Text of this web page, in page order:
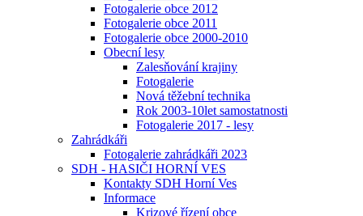
Fotogalerie obce 2012
Fotogalerie obce 2011
Fotogalerie obce 2000-2010
Obecní lesy
Zalesňování krajiny
Fotogalerie
Nová těžební technika
Rok 2003-10let samostatnosti
Fotogalerie 2017 - lesy
Zahrádkáři
Fotogalerie zahrádkáři 2023
SDH - HASIČI HORNÍ VES
Kontakty SDH Horní Ves
Informace
Krizové řízení obce